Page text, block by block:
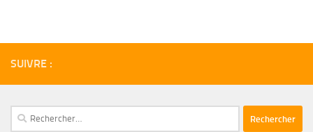
SUIVRE :
Rechercher :